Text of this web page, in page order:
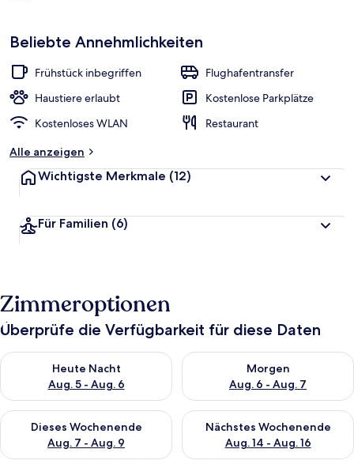
Beliebte Annehmlichkeiten
Frühstück inbegriffen
Flughafentransfer
Haustiere erlaubt
Kostenlose Parkplätze
Kostenloses WLAN
Restaurant
Alle anzeigen
Wichtigste Merkmale (12)
Für Familien (6)
Zimmeroptionen
Überprüfe die Verfügbarkeit für diese Daten
Heute Nacht
Aug. 5 - Aug. 6
Überprüfe die Verfügbarkeit für heute Nacht, Aug. 5 - Aug. 6.
Morgen
Aug. 6 - Aug. 7
Überprüfe die Verfügbarkeit
Dieses Wochenende
Aug. 7 - Aug. 9
Überprüfe die Verfügbarkeit für dieses Wochenende, Aug. 7
Nächstes Wochenende
Aug. 14 - Aug. 16
Überprüfe die Verfügbarkeit